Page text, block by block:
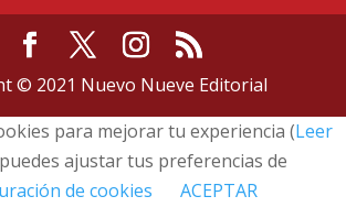
© 2021 Nuevo Nueve Editorial
para mejorar tu experiencia (Leer
ajustar tus preferencias de
de cookies
ACEPTAR